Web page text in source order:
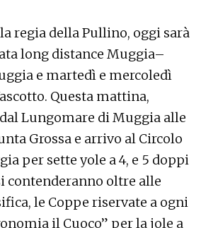
regia della Pullino, oggi sarà
long distance Muggia–
e martedì e mercoledì
Questa mattina,
Lungomare di Muggia alle
Grossa e arrivo al Circolo
per sette yole a 4, e 5 doppi
contenderanno oltre alle
le Coppe riservate a ogni
il Cuoco” per la jole a